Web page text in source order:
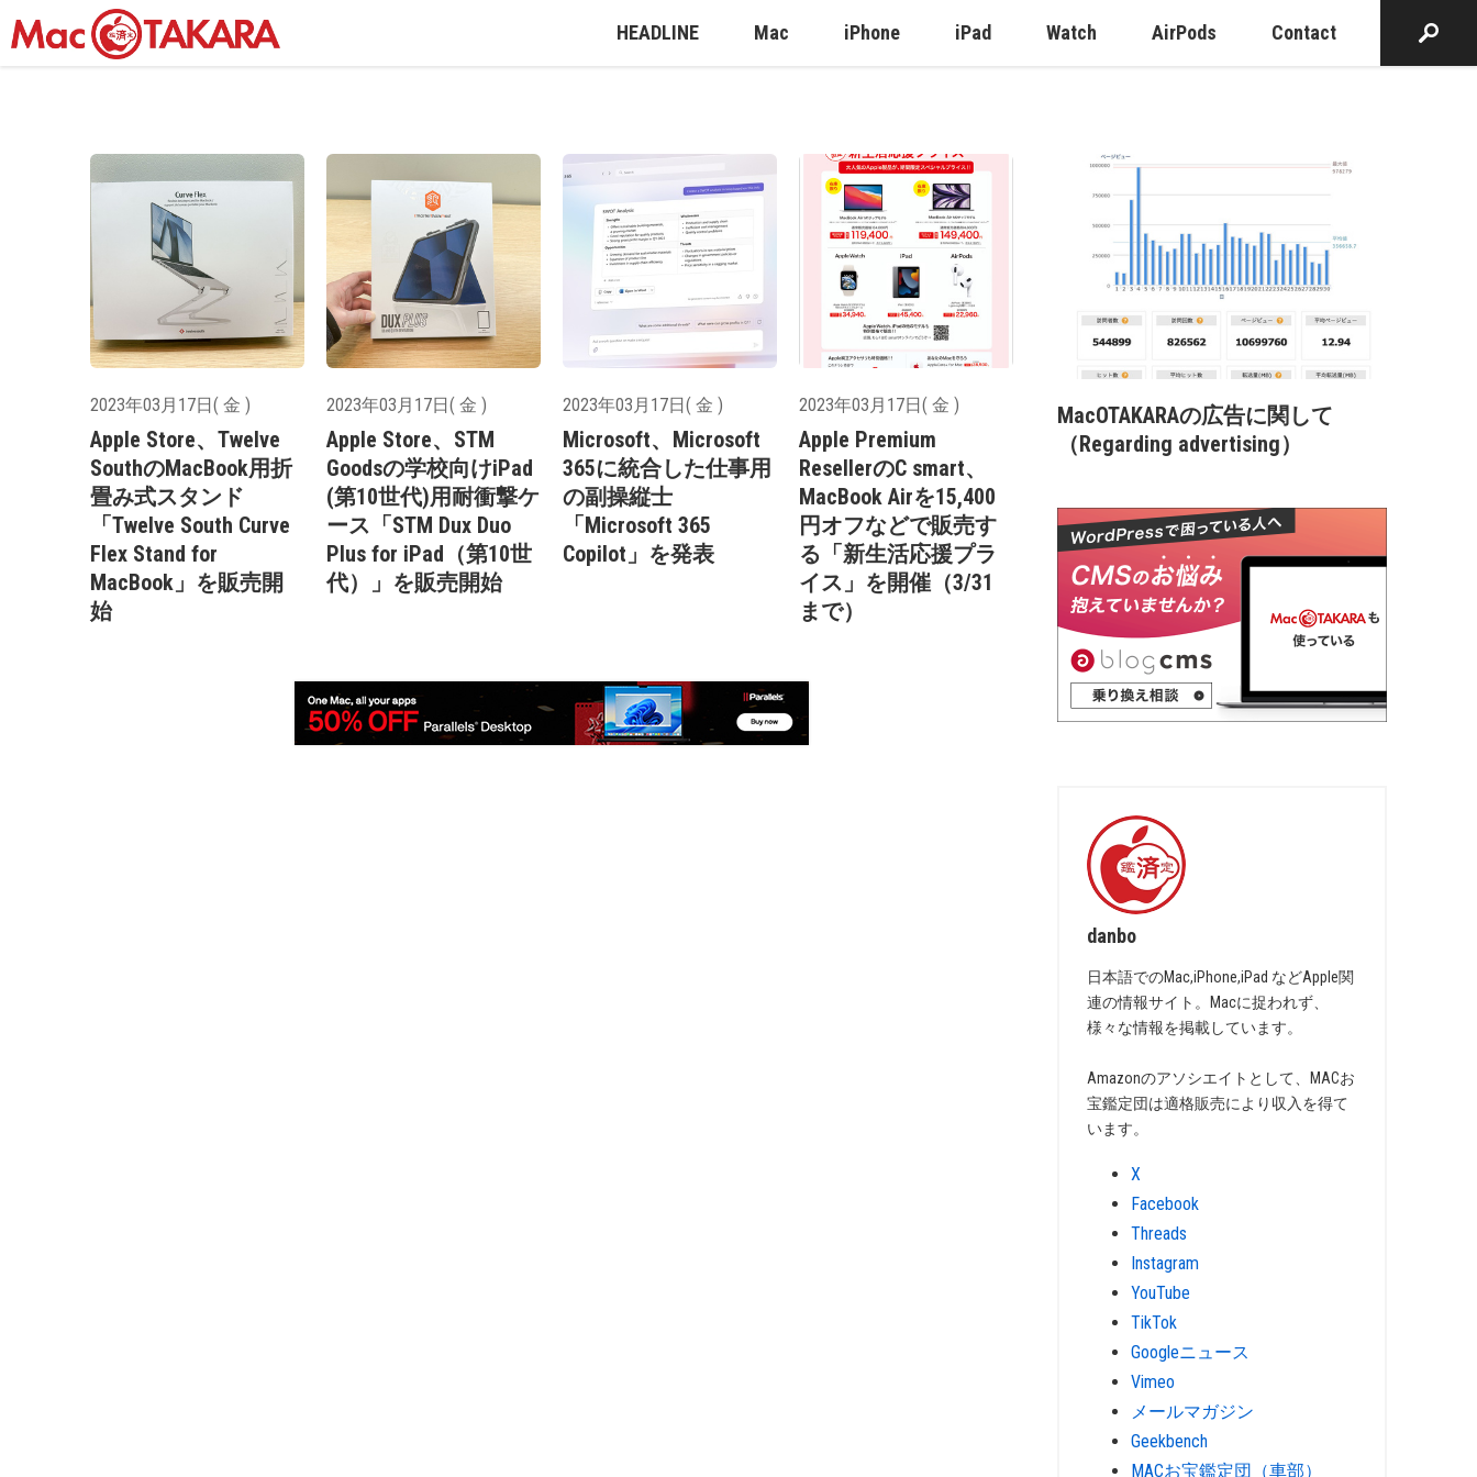
HEADLINE Mac iPhone iPad Watch AirPods Contact
2023年03月17日( 金 )
Apple Store、Twelve
SouthのMacBook用折
畳み式スタンド
「Twelve South Curve
Flex Stand for
MacBook」を販売開
始
2023年03月17日( 金 )
Apple Store、STM
Goodsの学校向けiPad
(第10世代)用耐衝撃ケ
ース「STM Dux Duo
Plus for iPad（第10世
代）」を販売開始
2023年03月17日( 金 )
Microsoft、Microsoft
365に統合した仕事用
の副操縦士
「Microsoft 365
Copilot」を発表
2023年03月17日( 金 )
Apple Premium
ResellerのC smart、
MacBook Airを15,400
円オフなどで販売す
る「新生活応援プラ
イス」を開催（3/31
まで）
MacOTAKARAの広告に関して
（Regarding advertising）
danbo
日本語でのMac,iPhone,iPad などApple関
連の情報サイト。Macに捉われず、
様々な情報を掲載しています。
Amazonのアソシエイトとして、MACお
宝鑑定団は適格販売により収入を得て
います。
X
Facebook
Threads
Instagram
YouTube
TikTok
Googleニュース
Vimeo
メールマガジン
Geekbench
MACお宝鑑定団（車部）